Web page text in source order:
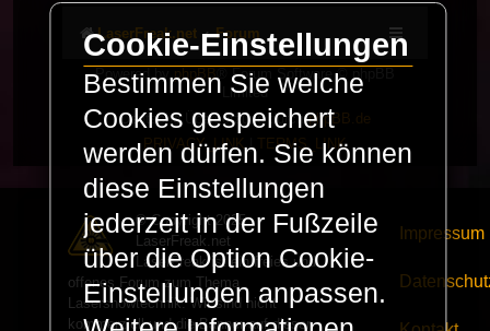
LaserFreak.net Forum
Powered by phpBB
® Forum Software © phpBB
Limited
Deutsche Übersetzung durchphpBB.de
PRIVACY_LINK| TERMS_LINK
© Copyright 2025 -
LaserFreak.net
LaserFreak ist ein freies und
offenes Forum zum Thema
Lasershowtechnik. Wir sind nicht
kommerziell und die Banner auf dieser
Impressum
Cookie-Einstellungen
Bestimmen Sie welche
Cookies gespeichert
werden dürfen. Sie können
diese Einstellungen
jederzeit in der Fußzeile
über die Option Cookie-
Einstellungen anpassen.